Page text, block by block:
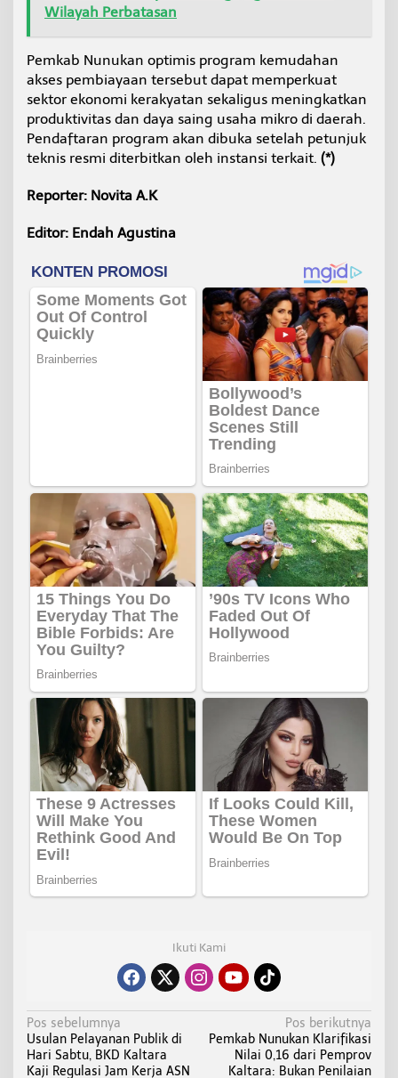
Wilayah Perbatasan
Pemkab Nunukan optimis program kemudahan
akses pembiayaan tersebut dapat memperkuat
sektor ekonomi kerakyatan sekaligus meningkatkan
produktivitas dan daya saing usaha mikro di daerah.
Pendaftaran program akan dibuka setelah petunjuk
teknis resmi diterbitkan oleh instansi terkait. (*)
Reporter: Novita A.K
Editor: Endah Agustina
Ikuti Kami
N
a
v
Pos sebelumnya
Usulan Pelayanan Publik di
Hari Sabtu, BKD Kaltara
Kaji Regulasi Jam Kerja ASN
Pos berikutnya
Pemkab Nunukan Klarifikasi
Nilai 0,16 dari Pemprov
Kaltara: Bukan Penilaian